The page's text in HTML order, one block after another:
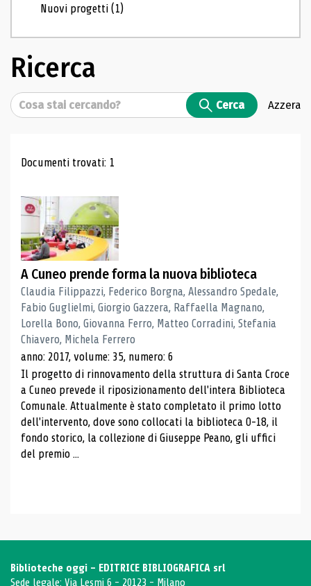
Nuovi progetti(1)
Ricerca
Cerca Cerca Azzera
Risultati di ricerca
Documenti trovati: 1
A Cuneo prende forma la nuova biblioteca
Claudia Filippazzi, Federico Borgna, Alessandro Spedale,
Fabio Guglielmi, Giorgio Gazzera, Raffaella Magnano,
Lorella Bono, Giovanna Ferro, Matteo Corradini, Stefania
Chiavero, Michela Ferrero
anno: 2017, volume: 35, numero: 6
Il progetto di rinnovamento della struttura di Santa Croce
a Cuneo prevede il riposizionamento dell'intera Biblioteca
Comunale. Attualmente è stato completato il primo lotto
dell'intervento, dove sono collocati la biblioteca 0-18, il
fondo storico, la collezione di Giuseppe Peano, gli uffici
del premio ...
Biblioteche oggi - EDITRICE BIBLIOGRAFICA srl
Sede legale: Via Lesmi 6 - 20123 - Milano